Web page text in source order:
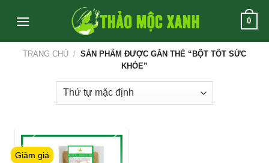
0
TRANG CHỦ / SẢN PHẨM ĐƯỢC GẮN THẺ “BỘT TỐT SỨC
KHỎE”
Giảm giá